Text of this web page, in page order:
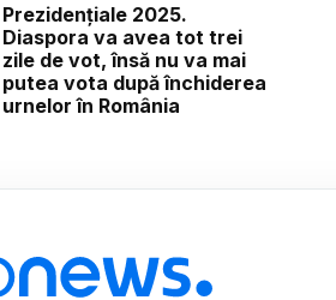
Prezidențiale 2025.
Diaspora va avea tot trei
zile de vot, însă nu va mai
putea vota după închiderea
urnelor în România